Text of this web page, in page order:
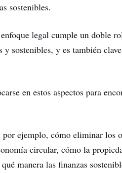
sostenibles.
legal cumple un doble
sostenibles, y es también
en estos aspectos para
ejemplo, cómo eliminar los
circular, cómo la
manera las finanzas